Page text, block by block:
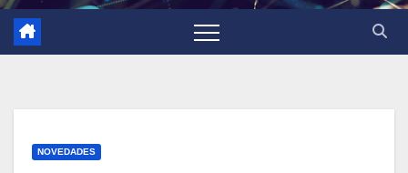
NOVEDADES